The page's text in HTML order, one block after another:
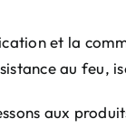
et la
au feu,
aux